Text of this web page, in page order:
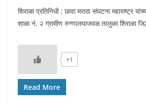
शिराळा प्रतिनिधी : छावा मराठा संघटना महाराष्ट्र
शाळा नं. २ ग्रामीण रुग्णालयाजवळ तालुका शिराळा
+1
Read More